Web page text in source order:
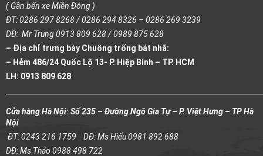
( Gần bến xe Miền Đông )
ĐT: 0286 297 8268 / 0286 294 8326 – 0286 269 3239
DĐ: Mr Trung 0913 809 628 / 0989 875 628
– Địa chỉ trưng bày Chuông trống bát nhã:
– Hẻm 486/24 Quốc Lộ 13- P. Hiệp Bình – TP. HCM
LH: 0913 809 628
Cửa hàng Hà Nội: Số 235 – Đường Ngô Gia Tự – P. Việt Hưng – TP Hà
Nội
ĐT: 0243 216 1759 DĐ: Ms Hiếu 0981 892 688
DĐ: Ms Thảo 0988 498 722